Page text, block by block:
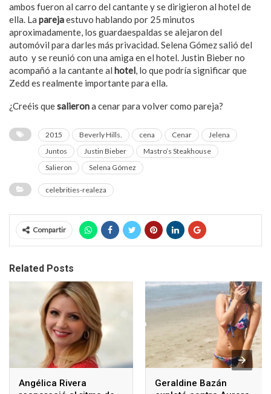
ambos fueron al carro del cantante y se dirigieron al hotel de
ella. La parejaestuvo hablando por 25 minutos
aproximadamente, los guardaespaldas se alejaron del
automóvil para darles más privacidad. Selena Gómez salió del
auto y se reunió con una amiga en el hotel. Justin Bieber no
acompañó a la cantante al hotel, lo que podría significar que
Zedd es realmente importante para ella.
¿Creéis quesalierona cenar para volver como pareja?
2015 Beverly Hills. cena Cenar
Jelena
Juntos
Justin Bieber
Mastro’s Steakhouse
Salieron
Selena Gómez
celebrities-realeza
Compartir
Related Posts
Angélica Rivera
Geraldine Bazán